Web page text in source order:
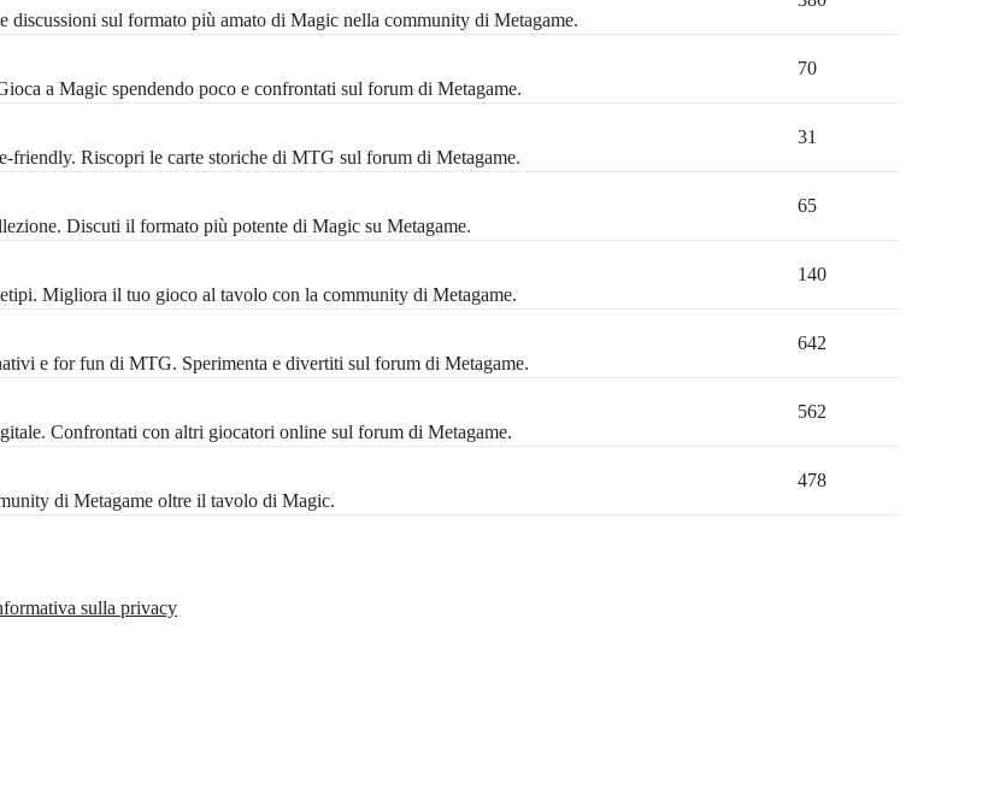
sul formato più amato di Magic nella community di Metagame.
a Magic spendendo poco e confrontati sul forum di Metagame.
70
friendly. Riscopri le carte storiche di MTG sul forum di Metagame.
31
Discuti il formato più potente di Magic su Metagame.
65
Migliora il tuo gioco al tavolo con la community di Metagame.
140
e for fun di MTG. Sperimenta e divertiti sul forum di Metagame.
642
Confrontati con altri giocatori online sul forum di Metagame.
562
di Metagame oltre il tavolo di Magic.
478
sulla privacy